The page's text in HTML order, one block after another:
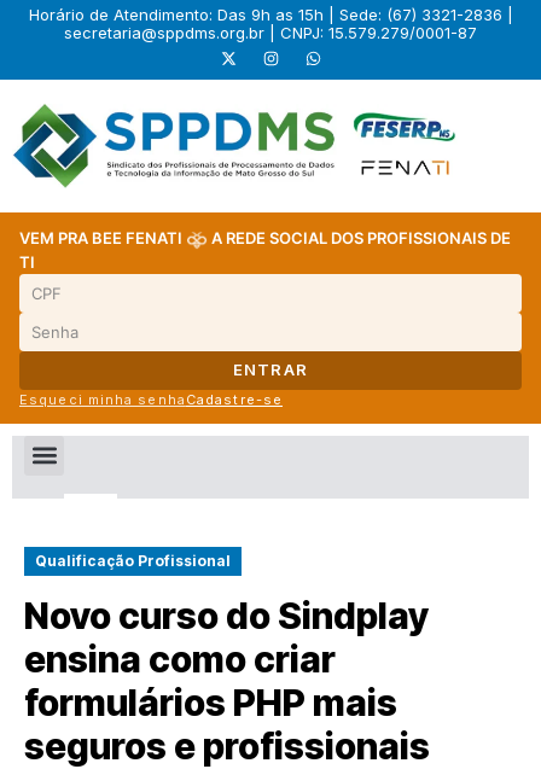
Horário de Atendimento: Das 9h as 15h | Sede: (67) 3321-2836 |
secretaria@sppdms.org.br | CNPJ: 15.579.279/0001-87
VEM PRA BEE FENATI
A REDE SOCIAL DOS PROFISSIONAIS DE
TI
ENTRAR
Esqueci minha senha Cadastre-se
Qualificação Profissional
Novo curso do Sindplay
ensina como criar
formulários PHP mais
seguros e profissionais